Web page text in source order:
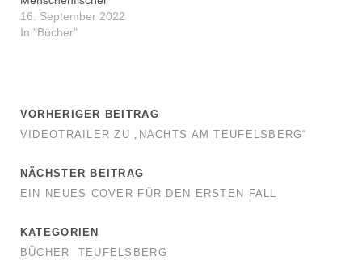
16. September 2022
In "Bücher"
VORHERIGER BEITRAG
VIDEOTRAILER ZU „NACHTS AM TEUFELSBERG“
NÄCHSTER BEITRAG
EIN NEUES COVER FÜR DEN ERSTEN FALL
KATEGORIEN
BÜCHER
TEUFELSBERG